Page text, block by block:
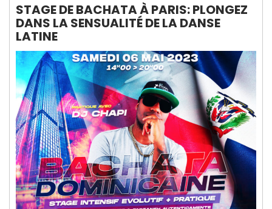
STAGE DE BACHATA À PARIS: PLONGEZ
DANS LA SENSUALITÉ DE LA DANSE
LATINE